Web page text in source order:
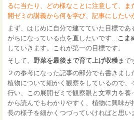
るに当たり、どの様なことに注意して、
開ゼミの講義から何を学び、記事にしたい
まず、はじめに自分で建てていた目標であ
がちになっている点を直したいです... こま
していきます。これが第一の目標です。
そして、 野菜を最後まで育て上げ収穫 まで
２の参考になった記事の部分でも書きま
植物について細かく観察をしているので、
行い、この展開ゼミで観察眼と文章力を養
から読んでもわかりやすく、植物に興味
長の様子を細かくつづっていければと思い